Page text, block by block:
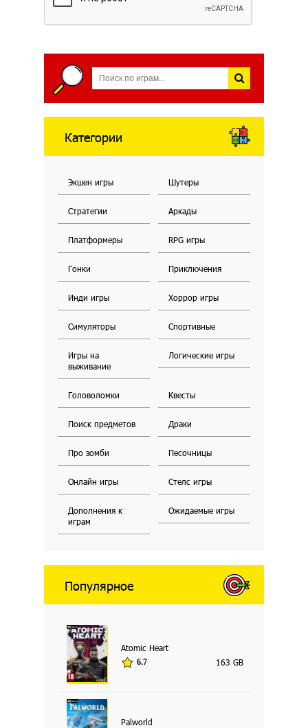
Категории
Экшен игры Шутеры
Стратегии Аркады
Платформеры RPG игры
Гонки Приключения
Инди игры Хоррор игры
Симуляторы Спортивные
Игры на
выживание
Логические игры
Головоломки Квесты
Поиск предметов Драки
Про зомби Песочницы
Онлайн игры Стелс игры
Дополнения к
играм
Ожидаемые игры
Популярное
Atomic Heart
6.7 163 GB
Palworld